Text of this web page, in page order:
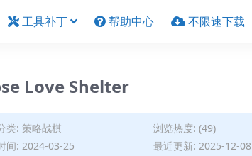
工具补丁 帮助中心 不限速下载
Love Shelter
类: 策略战棋
浏览热度: (49)
间: 2024-03-25
最近更新: 2025-12-08